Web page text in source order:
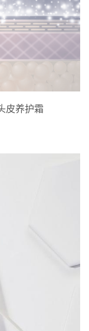
养护霜